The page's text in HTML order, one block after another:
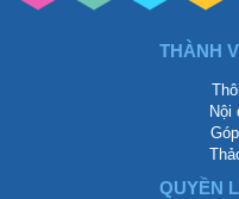
THÀNH
Nội
QUYỀN